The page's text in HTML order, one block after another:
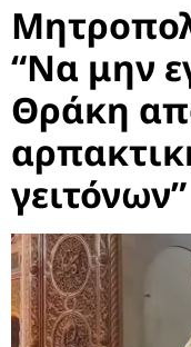
“Να μην
Θράκη
γειτόνων”